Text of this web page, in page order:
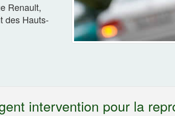
Renault,
des Hauts-
intervention pour la